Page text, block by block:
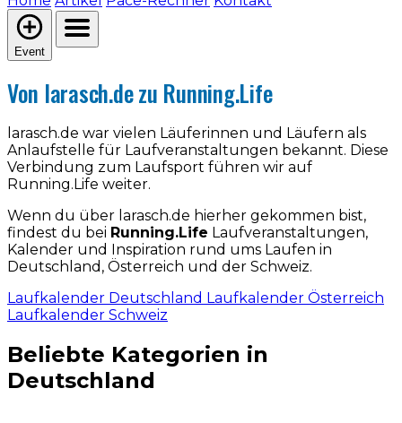
Event
Von larasch.de zu Running.Life
larasch.de war vielen Läuferinnen und Läufern als
Anlaufstelle für Laufveranstaltungen bekannt. Diese
Verbindung zum Laufsport führen wir auf
Running.Life weiter.
Wenn du über larasch.de hierher gekommen bist,
findest du bei Running.Life Laufveranstaltungen,
Kalender und Inspiration rund ums Laufen in
Deutschland, Österreich und der Schweiz.
Laufkalender Deutschland Laufkalender Österreich
Laufkalender Schweiz
Beliebte Kategorien in
Deutschland